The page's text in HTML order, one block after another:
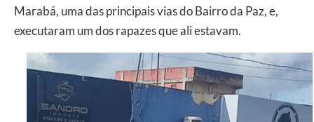
Marabá, uma das principais vias do Bairro da Paz, e,
executaram um dos rapazes que ali estavam.